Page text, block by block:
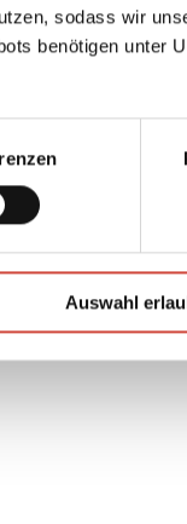
sodass wir
benötigen unter
Auswahl
Bilddatei